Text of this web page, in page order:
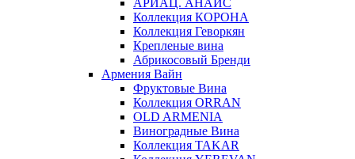
АРИАЦ. АНАИС
Коллекция КОРОНА
Коллекция Геворкян
Крепленые вина
Абрикосовый Бренди
Армения Вайн
Фруктовые Вина
Коллекция ORRAN
OLD ARMENIA
Виноградные Вина
Коллекция TAKAR